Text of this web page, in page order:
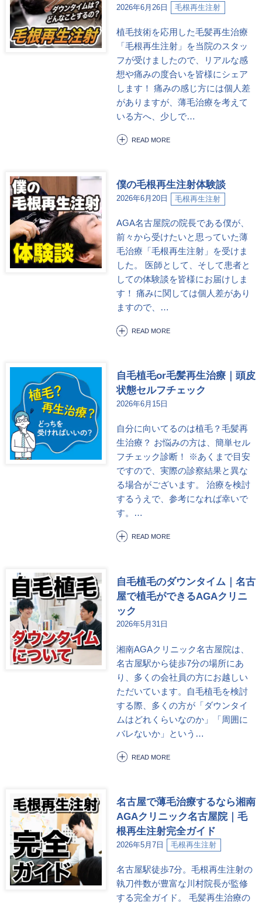
2026年6月26日 毛根再生注射
植毛技術を応用した毛髪再生治療
「毛根再生注射」を当院のスタッ
フが受けましたので、リアルな感
想や痛みの度合いを皆様にシェア
します！ 痛みの感じ方には個人差
がありますが、薄毛治療を考えて
いる方へ、少しで…
READ MORE
2026年6月20日 毛根再生注射
僕の毛根再生注射体験談
AGA名古屋院の院長である僕が、
前々から受けたいと思っていた薄
毛治療「毛根再生注射」を受けま
した。 医師として、そして患者と
しての体験談を皆様にお届けしま
す！ 痛みに関しては個人差があり
ますので、…
READ MORE
2026年6月15日
自毛植毛or毛髪再生治療｜頭皮
状態セルフチェック
自分に向いてるのは植毛？毛髪再
生治療？ お悩みの方は、簡単セル
フチェック診断！ ※あくまで目安
ですので、実際の診察結果と異な
る場合がございます。 治療を検討
するうえで、参考になれば幸いで
す。…
READ MORE
2026年5月31日
自毛植毛のダウンタイム｜名古
屋で植毛ができるAGAクリニ
ック
湘南AGAクリニック名古屋院は、
名古屋駅から徒歩7分の場所にあ
り、多くの会社員の方にお越しい
ただいています。自毛植毛を検討
する際、多くの方が「ダウンタイ
ムはどれくらいなのか」「周囲に
バレないか」という…
READ MORE
2026年5月7日 毛根再生注射
名古屋で薄毛治療するなら湘南
AGAクリニック名古屋院｜毛
根再生注射完全ガイド
名古屋駅徒歩7分。毛根再生注射の
執刀件数が豊富な川村院長が監修
する完全ガイド。 毛髪再生治療の